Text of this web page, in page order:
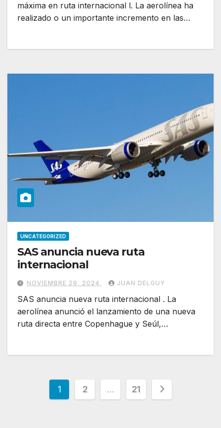
máxima en ruta internacional l. La aerolínea ha
realizado o un importante incremento en las…
UNCATEGORIZED
SAS anuncia nueva ruta
internacional
NOVIEMBRE 29, 2024 JUAN DELGUY
SAS anuncia nueva ruta internacional . La
aerolínea anunció el lanzamiento de una nueva
ruta directa entre Copenhague y Seúl,…
Paginación
1 2 … 21